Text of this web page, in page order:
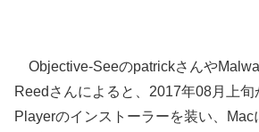
Objective-Seeのpatrickさんや
Reedさんによると、2017年08月上
Playerのインストーラーを装い、Mac